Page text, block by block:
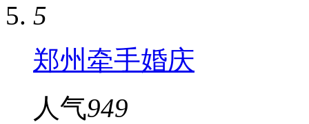
5
郑州牵手婚庆
人气949